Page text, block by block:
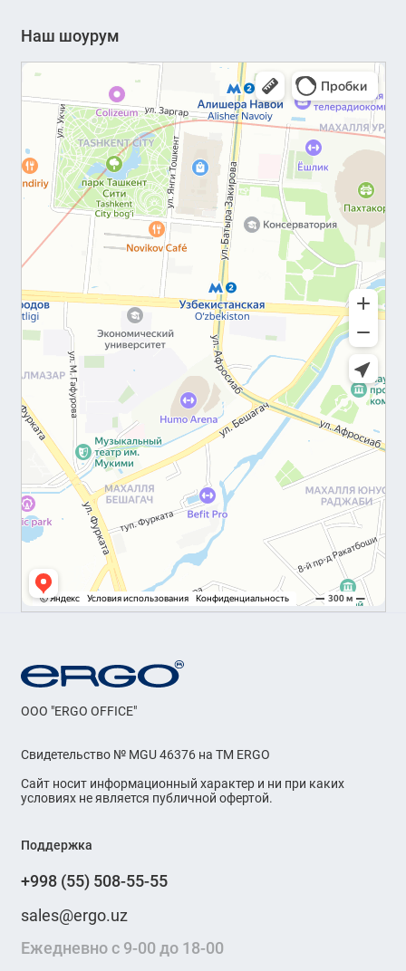
Наш шоурум
OOO "ERGO OFFICE"
Свидетельство № MGU 46376 на ТМ ERGO
Сайт носит информационный характер и ни при каких
условиях не является публичной офертой.
Поддержка
+998 (55) 508-55-55
sales@ergo.uz
Ежедневно с 9-00 до 18-00